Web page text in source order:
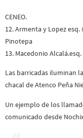
CENEO.
12. Armenta y Lopez
Pinotepa
13. Macedonio
Las barricadas iluminan
chacal de Atenco Peña
Un ejemplo de los
comunicado desde